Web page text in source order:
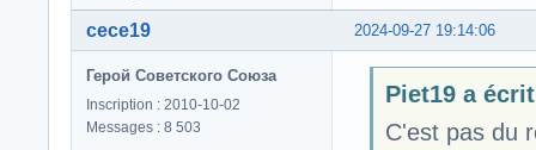
2024-09-27 19:14:06
cece19
Герой Советского Союза
Inscription : 2010-10-02
Messages : 8 503
Piet19 a
C'est pas du